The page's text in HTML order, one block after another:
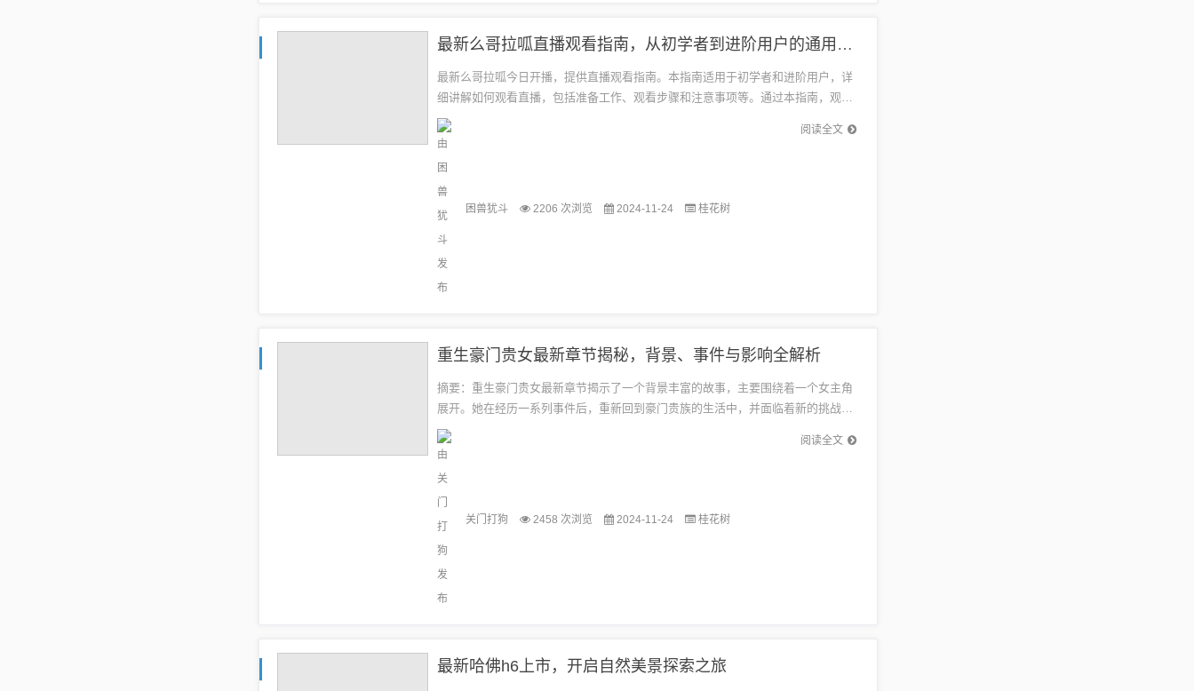
最新么哥拉呱直播观看指南，从初学者到进阶用户的通用指南
最新么哥拉呱今日开播，提供直播观看指南。本指南适用于初学者和进阶用户，详
细讲解如何观看直播，包括准备工作、观看步骤和注意事项等。通过本指南，观众
可以顺利观看么哥拉呱直播，不错过任何精彩内容。本文目录导读：么哥拉呱直
播...
阅读全文
困兽犹斗 2206 次浏览 2024-11-24 桂花树
重生豪门贵女最新章节揭秘，背景、事件与影响全解析
摘要：重生豪门贵女最新章节揭示了一个背景丰富的故事，主要围绕着一个女主角
展开。她在经历一系列事件后，重新回到豪门贵族的生活中，并面临着新的挑战和
机遇。这些事件不仅影响了她的命运，也影响了周围人的生活和情感。读者期待
看...
阅读全文
关门打狗 2458 次浏览 2024-11-24 桂花树
最新哈佛h6上市，开启自然美景探索之旅